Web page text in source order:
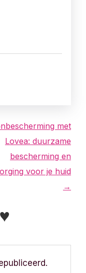
met
Lovea: duurzame
bescherming en
voor je huid
→
♥